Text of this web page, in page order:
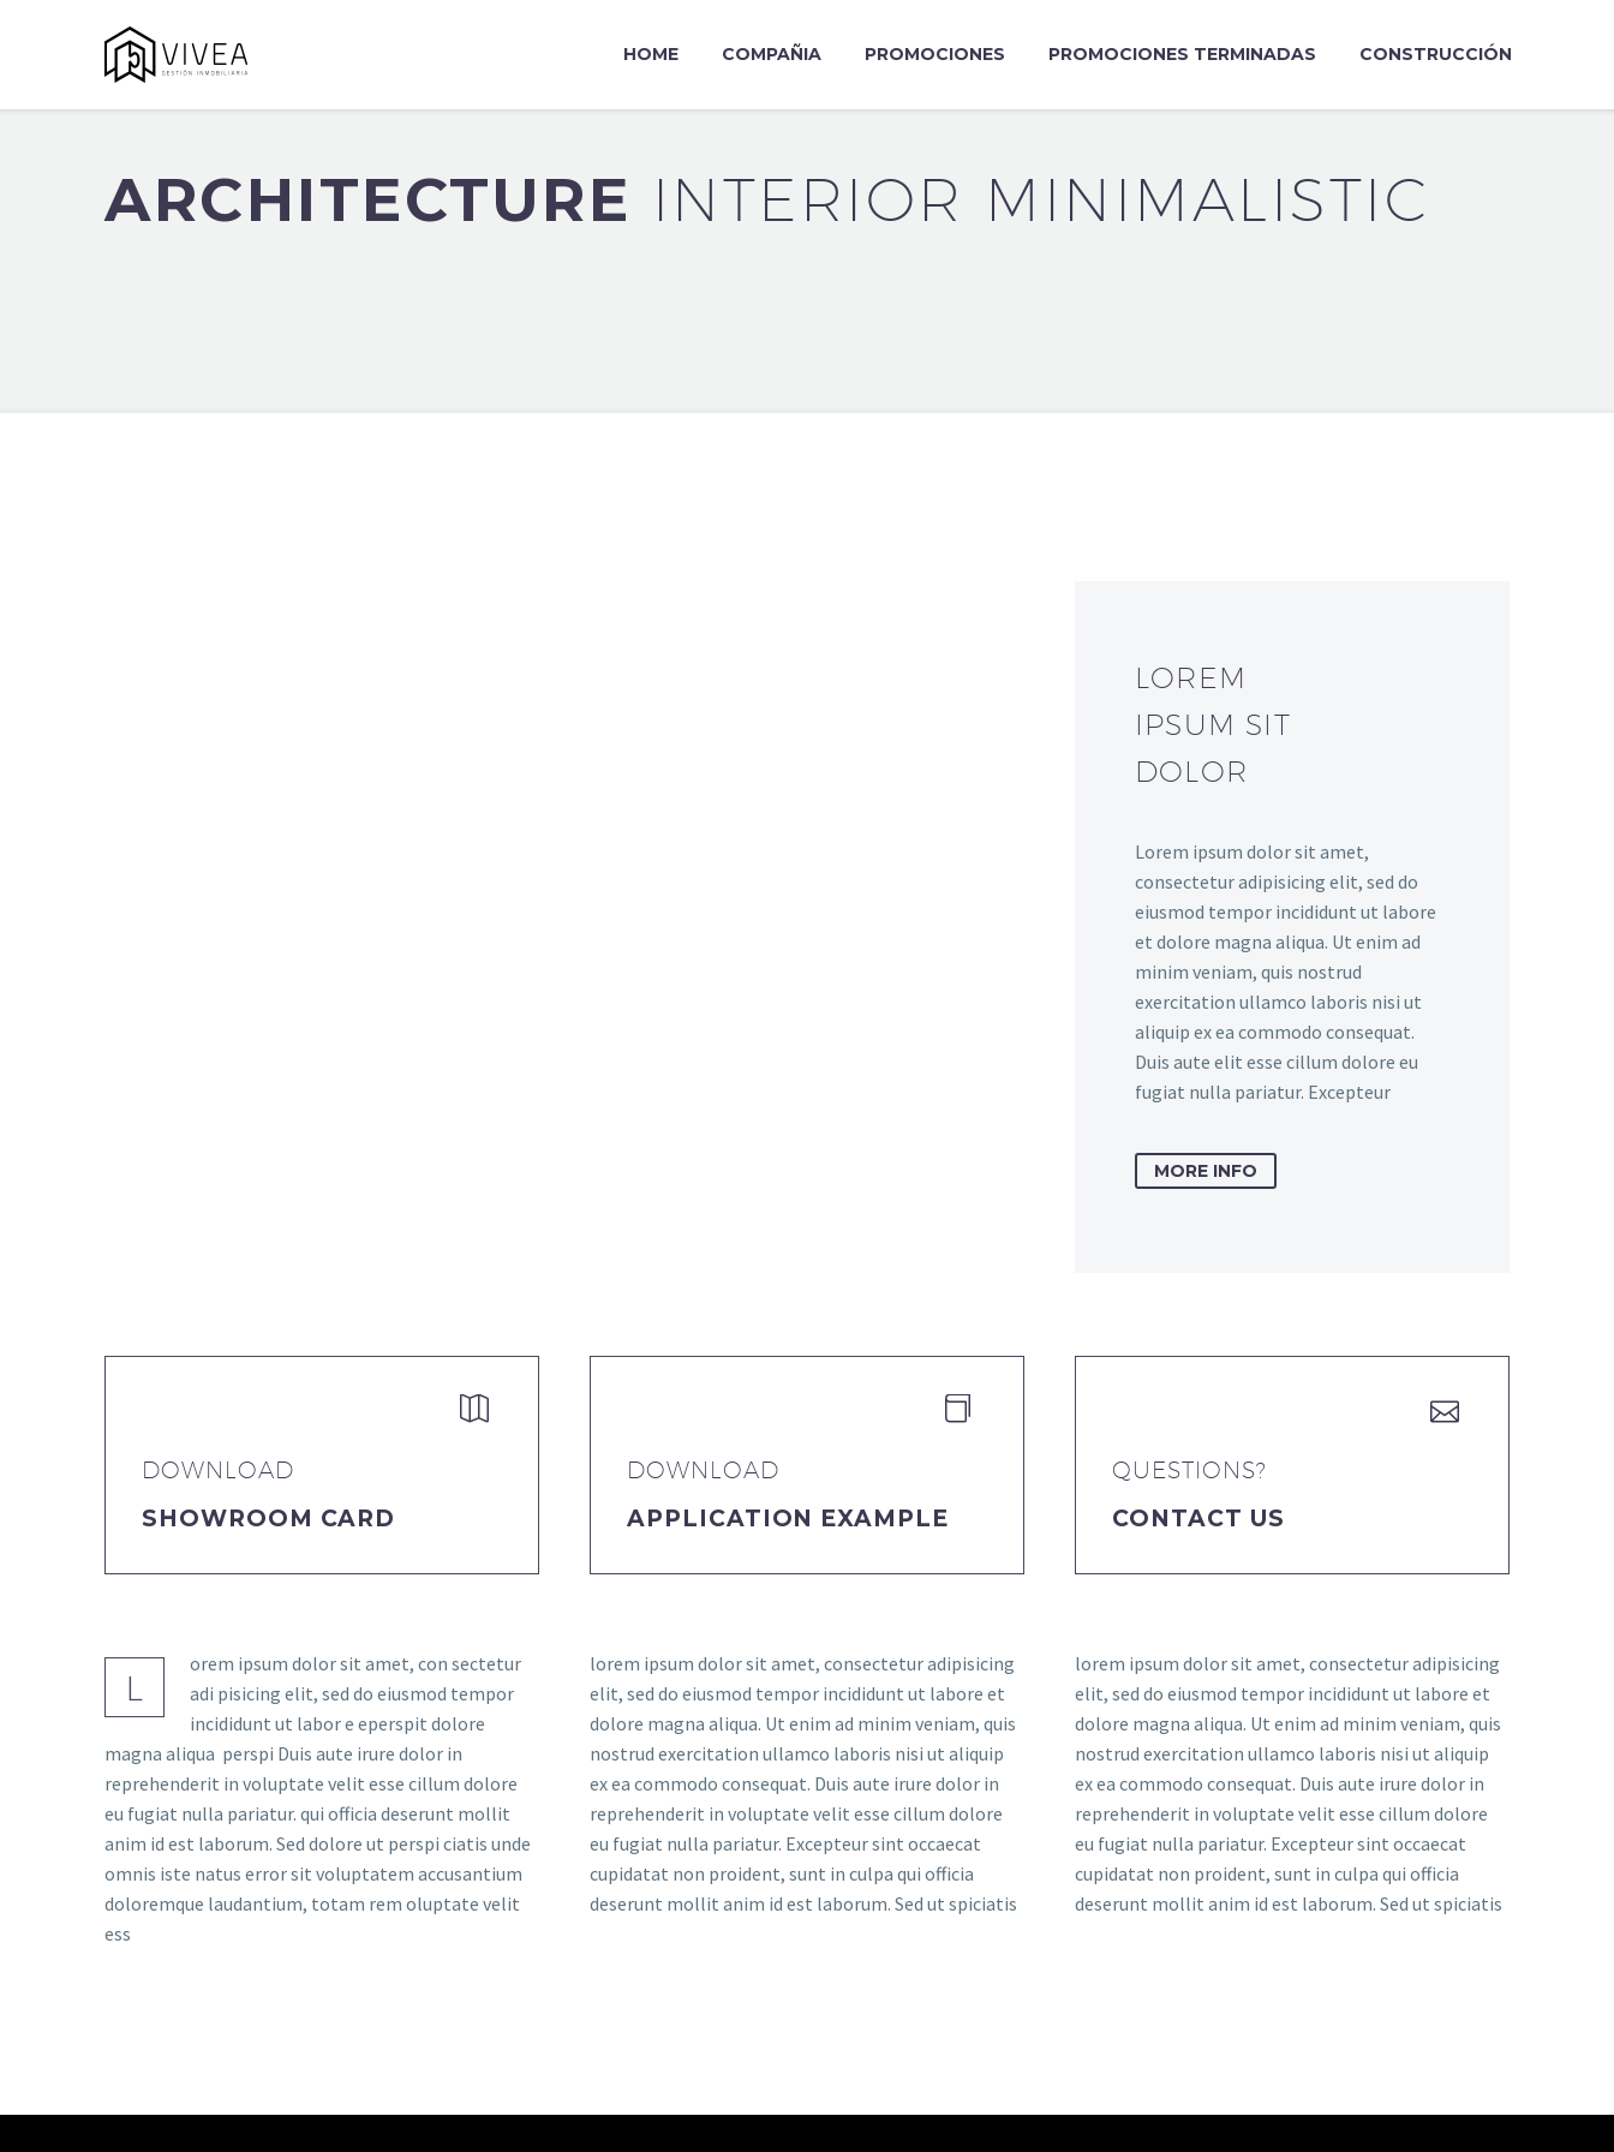
HOME COMPAÑIA PROMOCIONES PROMOCIONES TERMINADAS CONSTRUCCIÓN
ARCHITECTURE INTERIOR MINIMALISTIC
LOREM
IPSUM SIT
DOLOR
Lorem ipsum dolor sit amet,
consectetur adipisicing elit, sed do
eiusmod tempor incididunt ut labore
et dolore magna aliqua. Ut enim ad
minim veniam, quis nostrud
exercitation ullamco laboris nisi ut
aliquip ex ea commodo consequat.
Duis aute elit esse cillum dolore eu
fugiat nulla pariatur. Excepteur
MORE INFO


DOWNLOAD
SHOWROOM CARD


DOWNLOAD
APPLICATION EXAMPLE


QUESTIONS?
CONTACT US
L
orem ipsum dolor sit amet, con sectetur
adi pisicing elit, sed do eiusmod tempor
incididunt ut labor e eperspit dolore
magna aliqua perspi Duis aute irure dolor in
reprehenderit in voluptate velit esse cillum dolore
eu fugiat nulla pariatur. qui officia deserunt mollit
anim id est laborum. Sed dolore ut perspi ciatis unde
omnis iste natus error sit voluptatem accusantium
doloremque laudantium, totam rem oluptate velit
ess
lorem ipsum dolor sit amet, consectetur adipisicing
elit, sed do eiusmod tempor incididunt ut labore et
dolore magna aliqua. Ut enim ad minim veniam, quis
nostrud exercitation ullamco laboris nisi ut aliquip
ex ea commodo consequat. Duis aute irure dolor in
reprehenderit in voluptate velit esse cillum dolore
eu fugiat nulla pariatur. Excepteur sint occaecat
cupidatat non proident, sunt in culpa qui officia
deserunt mollit anim id est laborum. Sed ut spiciatis
lorem ipsum dolor sit amet, consectetur adipisicing
elit, sed do eiusmod tempor incididunt ut labore et
dolore magna aliqua. Ut enim ad minim veniam, quis
nostrud exercitation ullamco laboris nisi ut aliquip
ex ea commodo consequat. Duis aute irure dolor in
reprehenderit in voluptate velit esse cillum dolore
eu fugiat nulla pariatur. Excepteur sint occaecat
cupidatat non proident, sunt in culpa qui officia
deserunt mollit anim id est laborum. Sed ut spiciatis